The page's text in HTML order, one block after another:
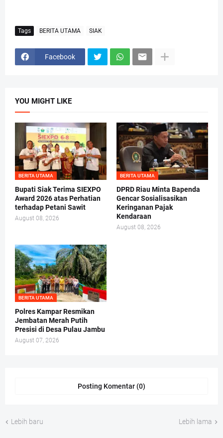
Tags BERITA UTAMA SIAK
Facebook
YOU MIGHT LIKE
BERITA UTAMA
Bupati Siak Terima SIEXPO
Award 2026 atas Perhatian
terhadap Petani Sawit
August 08, 2026
BERITA UTAMA
DPRD Riau Minta Bapenda
Gencar Sosialisasikan
Keringanan Pajak
Kendaraan
August 08, 2026
BERITA UTAMA
Polres Kampar Resmikan
Jembatan Merah Putih
Presisi di Desa Pulau Jambu
August 07, 2026
Posting Komentar (0)
Lebih baru Lebih lama